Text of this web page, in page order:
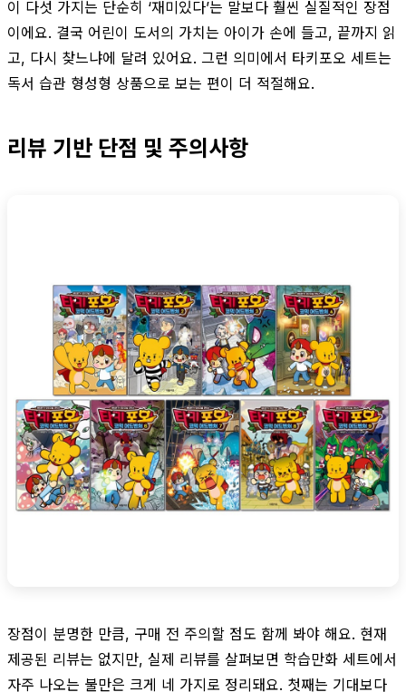
이 다섯 가지는 단순히 ‘재미있다’는 말보다 훨씬 실질적인 장점
이에요. 결국 어린이 도서의 가치는 아이가 손에 들고, 끝까지 읽
고, 다시 찾느냐에 달려 있어요. 그런 의미에서 타키포오 세트는
독서 습관 형성형 상품으로 보는 편이 더 적절해요.
리뷰 기반 단점 및 주의사항
장점이 분명한 만큼, 구매 전 주의할 점도 함께 봐야 해요. 현재
제공된 리뷰는 없지만, 실제 리뷰를 살펴보면 학습만화 세트에서
자주 나오는 불만은 크게 네 가지로 정리돼요. 첫째는 기대보다